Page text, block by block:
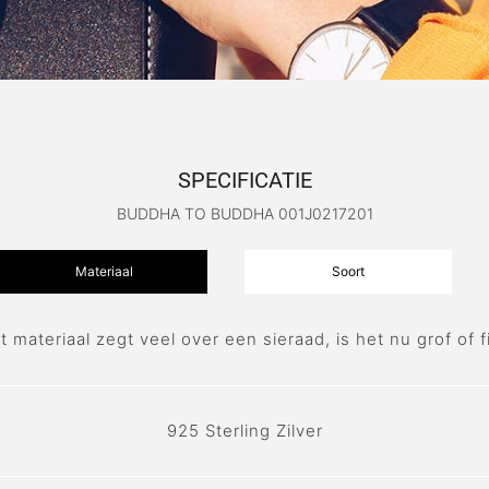
SPECIFICATIE
BUDDHA TO BUDDHA 001J0217201
Materiaal Soort
materiaal zegt veel over een sieraad, is het nu grof of
925 Sterling Zilver